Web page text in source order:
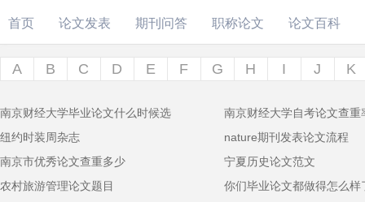
首页 论文发表 期刊问答 职称论文 论文百科
A B C D E F G H I J K
南京财经大学毕业论文什么时候选
南京财经大学自考论文查重
纽约时装周杂志
nature期刊发表论文流程
南京市优秀论文查重多少
宁夏历史论文范文
农村旅游管理论文题目
你们毕业论文都做得怎么样